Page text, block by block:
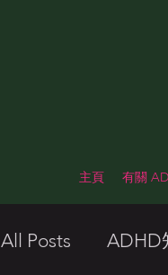
主頁 有關
All Posts ADHD